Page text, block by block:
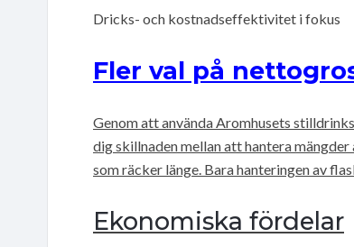
Dricks- och kostnadseffektivitet i fokus
Fler val på
Genom att använda Aromhusets
dig skillnaden mellan att hantera
som räcker länge. Bara hanteringen av
Ekonomiska fördelar